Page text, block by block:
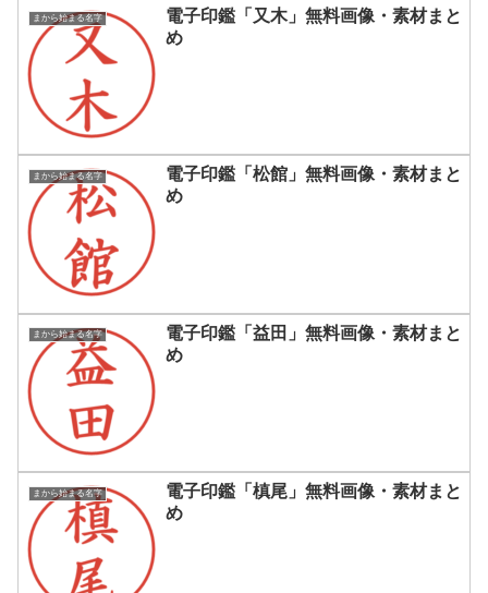
まから始まる名字
電子印鑑「又木」無料画像・素材まと
め
まから始まる名字
電子印鑑「松館」無料画像・素材まと
め
まから始まる名字
電子印鑑「益田」無料画像・素材まと
め
まから始まる名字
電子印鑑「槙尾」無料画像・素材まと
め